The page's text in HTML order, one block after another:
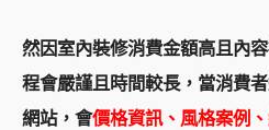
然因室內裝修消費金額高且內
程會嚴謹且時間較長，當消費
網站，會價格資訊、風格案例